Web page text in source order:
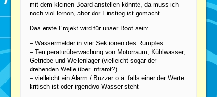
mit dem kleinen Board anstellen könnte, da muss ich
noch viel lernen, aber der Einstieg ist gemacht.
Das erste Projekt wird für unser Boot sein:
– Wassermelder in vier Sektionen des Rumpfes
– Temperaturüberwachung von Motorraum, Kühlwasser,
Getriebe und Wellenlager (vielleicht sogar der
drehenden Welle über Infrarot?)
– vielleicht ein Alarm / Buzzer o.ä. falls einer der Werte
kritisch ist oder irgendwo Wasser steht